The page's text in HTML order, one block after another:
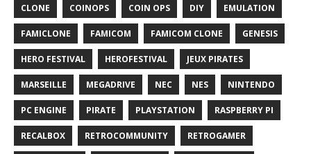
CLONE COINOPS COIN OPS DIY EMULATION
FAMICLONE FAMICOM FAMICOM CLONE GENESIS
HERO FESTIVAL HEROFESTIVAL JEUX PIRATES
MARSEILLE MEGADRIVE NEC NES NINTENDO
PC ENGINE PIRATE PLAYSTATION RASPBERRY PI
RECALBOX RETROCOMMUNITY RETROGAMER